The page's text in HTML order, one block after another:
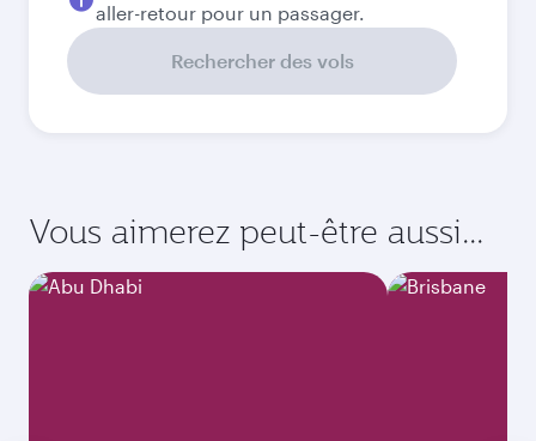
aller-retour pour un passager.
Rechercher des vols
Vous aimerez peut-être aussi...